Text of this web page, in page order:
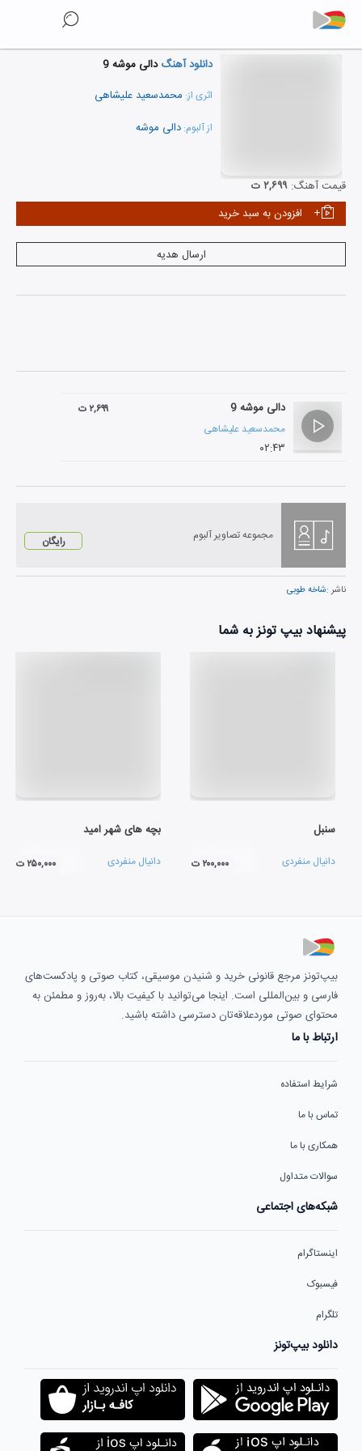
دانلود آهنگدالی موشه 9
اثری از: محمدسعید علیشاهی
از آلبوم: دالی موشه
قیمت آهنگ: ۲,۶۹۹ ت
افزودن به سبد خرید
ارسال هدیه
دالی موشه 9
محمدسعید علیشاهی
۰۲:۴۳
۲,۶۹۹ ت
مجموعه تصاویر آلبوم رایگان
ناشر :شاخه طوبی
پیشنهاد بیپ تونز به شما
سنبل
دانیال منفردی ۲۰۰,۰۰۰ ت
بچه های شهر امید
دانیال منفردی ۲۵۰,۰۰۰ ت
بیپ‌تونز مرجع قانونی خرید و شنیدن موسیقی، کتاب صوتی و پادکست‌های
فارسی و بین‌المللی است. اینجا می‌توانید با کیفیت بالا، به‌روز و مطمئن به
محتوای صوتی موردعلاقه‌تان دسترسی داشته باشید.
ارتباط با ما
شرایط استفاده
تماس با ما
همکاری با ما
سوالات متداول
شبکه‌های اجتماعی
اینستاگرام
فیسبوک
تلگرام
دانلود بیپ‌تونز